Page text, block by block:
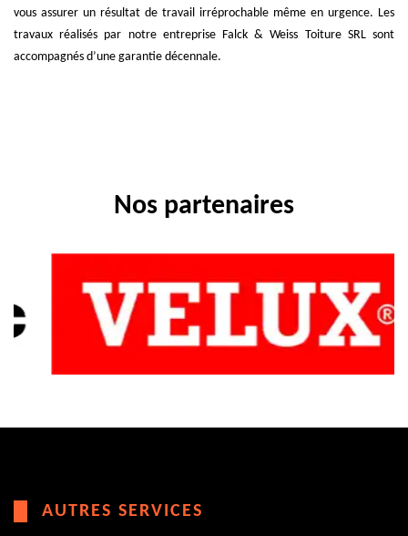
vous assurer un résultat de travail irréprochable même en urgence. Les
travaux réalisés par notre entreprise Falck & Weiss Toiture SRL sont
accompagnés d’une garantie décennale.
Nos partenaires
AUTRES SERVICES